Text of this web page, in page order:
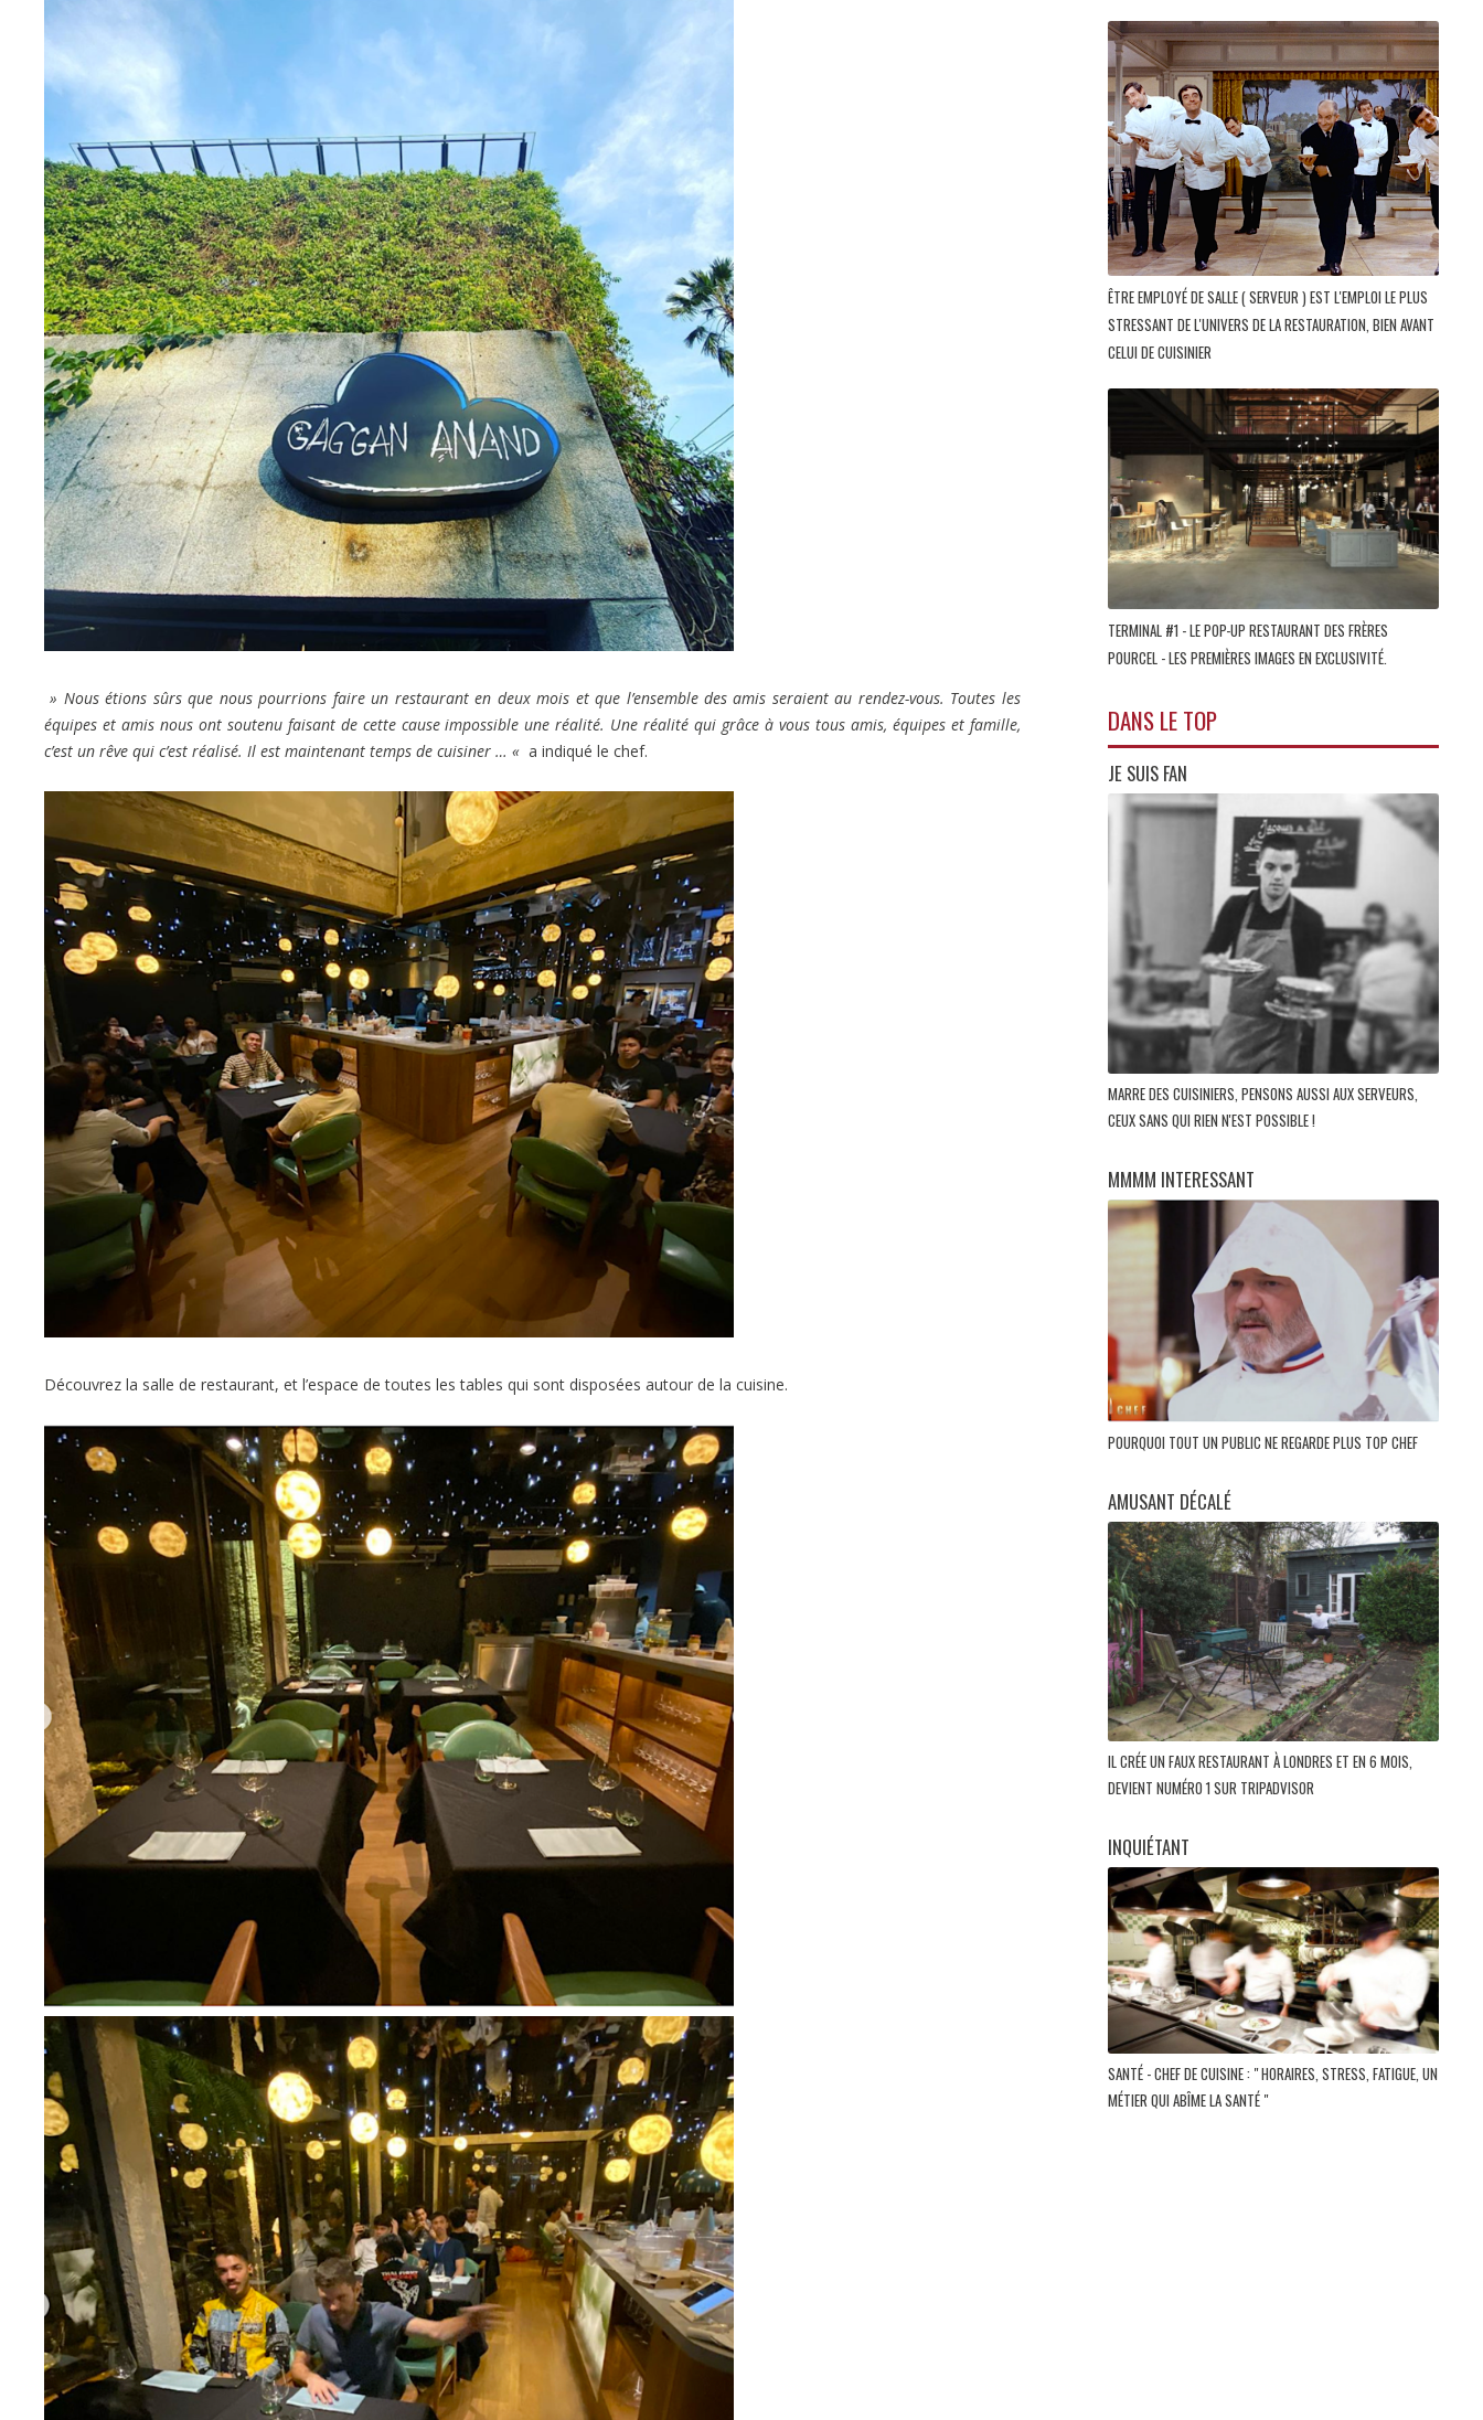
» Nous étions sûrs que nous pourrions faire un restaurant en deux mois et que l’ensemble des amis seraient au rendez-vous. Toutes les
équipes et amis nous ont soutenu faisant de cette cause impossible une réalité. Une réalité qui grâce à vous tous amis, équipes et famille,
c’est un rêve qui c’est réalisé. Il est maintenant temps de cuisiner … « a indiqué le chef.
Découvrez la salle de restaurant, et l’espace de toutes les tables qui sont disposées autour de la cuisine.
ÊTRE EMPLOYÉ DE SALLE ( SERVEUR ) EST L'EMPLOI LE PLUS
STRESSANT DE L'UNIVERS DE LA RESTAURATION, BIEN AVANT
CELUI DE CUISINIER
TERMINAL #1 - LE POP-UP RESTAURANT DES FRÈRES
POURCEL - LES PREMIÈRES IMAGES EN EXCLUSIVITÉ.
DANS LE TOP
JE SUIS FAN
MARRE DES CUISINIERS, PENSONS AUSSI AUX SERVEURS,
CEUX SANS QUI RIEN N'EST POSSIBLE !
MMMM INTERESSANT
POURQUOI TOUT UN PUBLIC NE REGARDE PLUS TOP CHEF
AMUSANT DÉCALÉ
IL CRÉE UN FAUX RESTAURANT À LONDRES ET EN 6 MOIS,
DEVIENT NUMÉRO 1 SUR TRIPADVISOR
INQUIÉTANT
SANTÉ - CHEF DE CUISINE : " HORAIRES, STRESS, FATIGUE, UN
MÉTIER QUI ABÎME LA SANTÉ "